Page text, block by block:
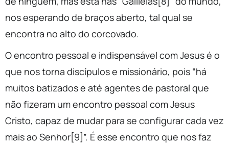
nos esperando de braços aberto, tal qual se
encontra no alto do corcovado.
O encontro pessoal e indispensável com Jesus é o
que nos torna discípulos e missionário, pois “há
muitos batizados e até agentes de pastoral que
não fizeram um encontro pessoal com Jesus
Cristo, capaz de mudar para se configurar cada vez
mais ao Senhor[9]”. É esse encontro que nos faz